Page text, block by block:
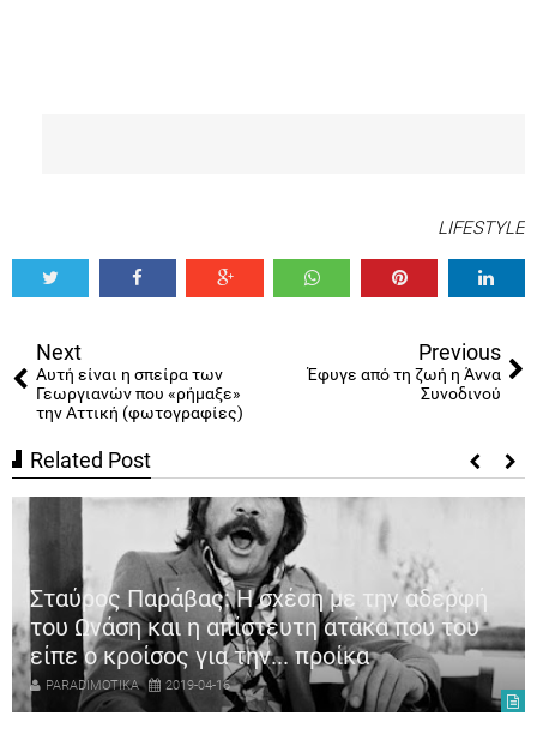
LIFESTYLE
Next
Αυτή είναι η σπείρα των
Γεωργιανών που «ρήμαξε»
την Αττική (φωτογραφίες)
Previous
Έφυγε από τη ζωή η Άννα
Συνοδινού
Related Post
Σταύρος Παράβας: Η σχέση με την αδερφή
του Ωνάση και η απίστευτη ατάκα που του
είπε ο κροίσος για την... προίκα
PARADIMOTIKA 2019-04-16